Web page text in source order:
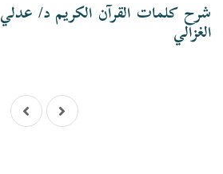
شرح كلمات القرآن الكريم د/ عدلي
الغزالي